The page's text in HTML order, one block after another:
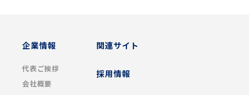
企業情報
代表ご挨拶
会社概要
関連サイト
採用情報